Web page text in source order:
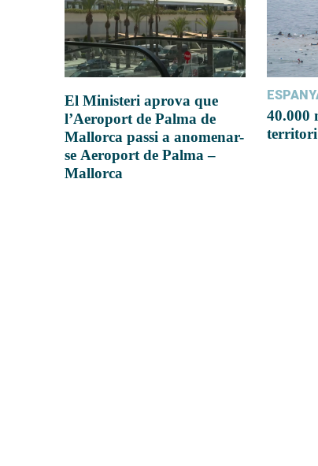
El Ministeri aprova que
l’Aeroport de Palma de
Mallorca passi a anomenar-
se Aeroport de Palma –
Mallorca
40.000
territori